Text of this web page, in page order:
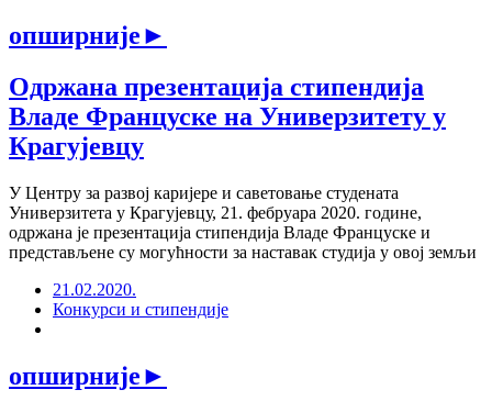
опширније►
Одржана презентација стипендија
Владе Француске на Универзитету у
Крагујевцу
У Центру за развој каријере и саветовање студената
Универзитета у Крагујевцу, 21. фебруара 2020. године,
одржана је презентација стипендија Владе Француске и
представљене су могућности за наставак студија у овој земљи
21.02.2020.
Конкурси и стипендије
опширније►